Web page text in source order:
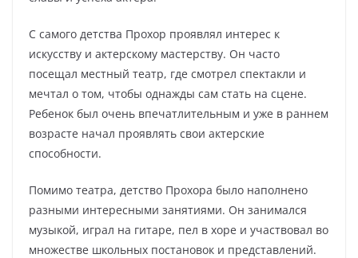
С самого детства Прохор проявлял интерес к
искусству и актерскому мастерству. Он часто
посещал местный театр, где смотрел спектакли и
мечтал о том, чтобы однажды сам стать на сцене.
Ребенок был очень впечатлительным и уже в раннем
возрасте начал проявлять свои актерские
способности.
Помимо театра, детство Прохора было наполнено
разными интересными занятиями. Он занимался
музыкой, играл на гитаре, пел в хоре и участвовал во
множестве школьных постановок и представлений.